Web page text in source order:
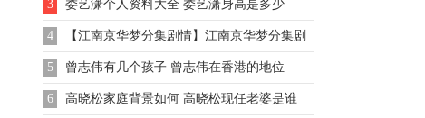
3 娄艺潇个人资料大全 娄艺潇身高是多少
4 【江南京华梦分集剧情】江南京华梦分集剧
情
5 曾志伟有几个孩子 曾志伟在香港的地位
6 高晓松家庭背景如何 高晓松现任老婆是谁